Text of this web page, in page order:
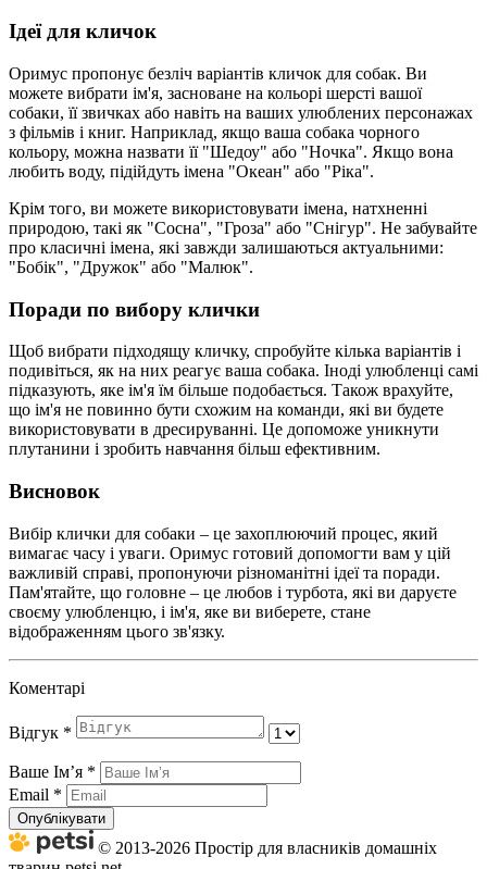
Ідеї для кличок
Оримус пропонує безліч варіантів кличок для собак. Ви
можете вибрати ім'я, засноване на кольорі шерсті вашої
собаки, її звичках або навіть на ваших улюблених персонажах
з фільмів і книг. Наприклад, якщо ваша собака чорного
кольору, можна назвати її "Шедоу" або "Ночка". Якщо вона
любить воду, підійдуть імена "Океан" або "Ріка".
Крім того, ви можете використовувати імена, натхненні
природою, такі як "Сосна", "Гроза" або "Снігур". Не забувайте
про класичні імена, які завжди залишаються актуальними:
"Бобік", "Дружок" або "Малюк".
Поради по вибору клички
Щоб вибрати підходящу кличку, спробуйте кілька варіантів і
подивіться, як на них реагує ваша собака. Іноді улюбленці самі
підказують, яке ім'я їм більше подобається. Також врахуйте,
що ім'я не повинно бути схожим на команди, які ви будете
використовувати в дресируванні. Це допоможе уникнути
плутанини і зробить навчання більш ефективним.
Висновок
Вибір клички для собаки – це захоплюючий процес, який
вимагає часу і уваги. Оримус готовий допомогти вам у цій
важливій справі, пропонуючи різноманітні ідеї та поради.
Пам'ятайте, що головне – це любов і турбота, які ви даруєте
своєму улюбленцю, і ім'я, яке ви виберете, стане
відображенням цього зв'язку.
Коментарі
Відгук *
Ваше Імʼя *
Email *
Опублікувати
© 2013-2026 Простір для власників домашніх